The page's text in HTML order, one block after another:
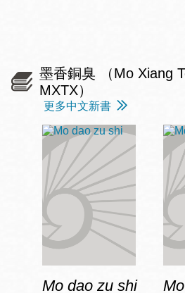
墨香銅臭 （Mo Xiang
MXTX）
更多中文新書
Mo dao zu shi